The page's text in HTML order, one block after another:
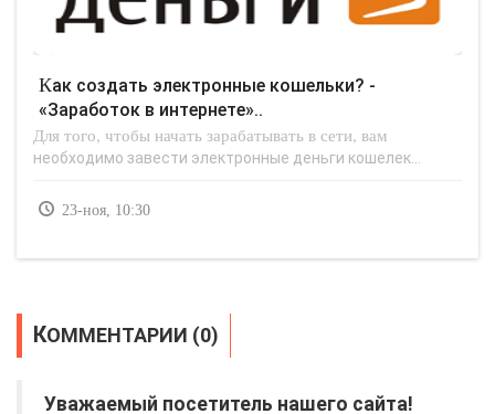
Как создать электронные кошельки? -
«Заработок в интернете»..
Для того, чтобы начать зарабатывать в сети, вам
необходимо завести электронные деньги кошелек...
23-ноя, 10:30
КОММЕНТАРИИ (0)
Уважаемый посетитель нашего сайта!